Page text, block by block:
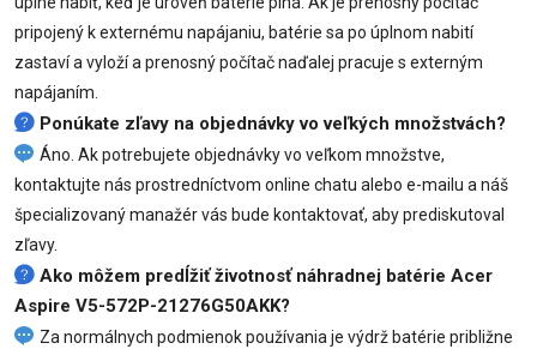
pripojený k externému napájaniu, batérie sa po úplnom nabití
zastaví a vyloží a prenosný počítač naďalej pracuje s externým
napájaním.
Ponúkate zľavy na objednávky vo veľkých množstvách?
Áno. Ak potrebujete objednávky vo veľkom množstve,
kontaktujte nás prostredníctvom online chatu alebo e-mailu a náš
špecializovaný manažér vás bude kontaktovať, aby prediskutoval
zľavy.
Ako môžem predĺžiť životnosť náhradnej batérie Acer
Aspire V5-572P-21276G50AKK?
Za normálnych podmienok používania je výdrž batérie približne